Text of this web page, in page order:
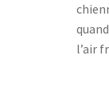
l’air